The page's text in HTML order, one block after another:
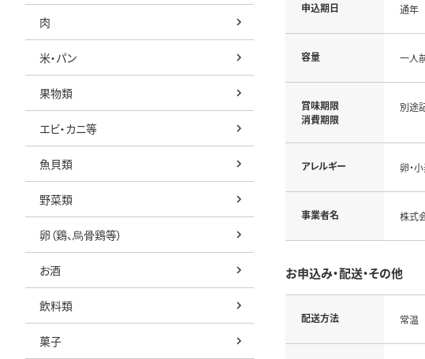
肉
米・パン
果物類
エビ・カニ等
魚貝類
野菜類
卵（鶏、烏骨鶏等）
お酒
飲料類
菓子
申込期日 通年
容量 一人
賞味期限
消費期限
別途
アレルギー 卵・
事業者名 株式
お申込み・配送・その他
配送方法 常温